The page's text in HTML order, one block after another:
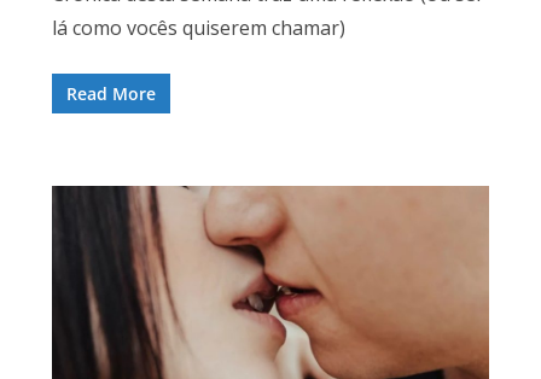
lá como vocês quiserem chamar)
Read More